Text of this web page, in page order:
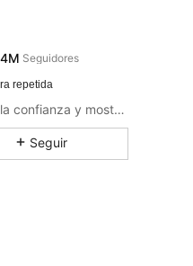
repetida
SHEIN SXY abraza tus curvas para elevar la confianza y mostrar tu lado más sexy.
Seguir